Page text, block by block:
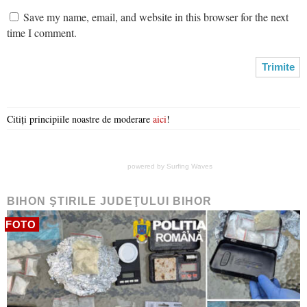
Save my name, email, and website in this browser for the next
time I comment.
Citiți principiile noastre de moderare aici!
powered by Surfing Waves
BIHON ŞTIRILE JUDEŢULUI BIHOR
FOTO